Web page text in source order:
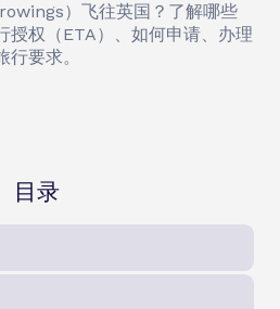
）飞往英国？了解哪些
授权（ETA）、如何申请、办理
要求。
目录